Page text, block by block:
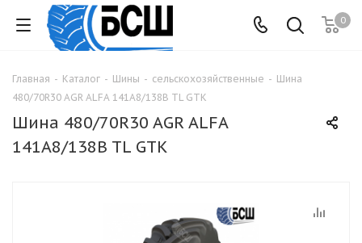
0
Главная - Каталог - Шины - сельскохозяйственные - Шина
480/70R30 AGR ALFA 141A8/138B TL GTK
Шина 480/70R30 AGR ALFA
141A8/138B TL GTK